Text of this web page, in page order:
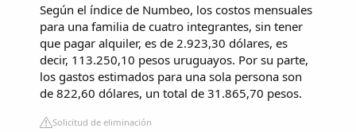
Según el índice de Numbeo, los costos mensuales
para una familia de cuatro integrantes, sin tener
que pagar alquiler, es de 2.923,30 dólares, es
decir, 113.250,10 pesos uruguayos. Por su parte,
los gastos estimados para una sola persona son
de 822,60 dólares, un total de 31.865,70 pesos.
Solicitud de eliminación